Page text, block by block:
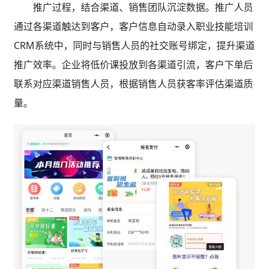
推广过程，结合渠道、销售团队沉淀数据。推广人员
通过各渠道触达到客户，客户信息自动录入职业技能培训
CRM系统中，同时与销售人员的社交账号绑定，提升渠道
推广效率。企业将低价课投放到各渠道引流，客户下单后
联系对应渠道销售人员，根据销售人员获客率评估渠道质
量。